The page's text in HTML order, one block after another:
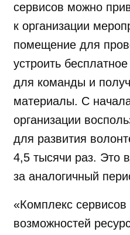
сервисов можно
к организации
помещение для
устроить
для команды и
материалы. С
организации
для развития
4,5 тысячи раз. Это
за аналогичный
«Комплекс
возможностей